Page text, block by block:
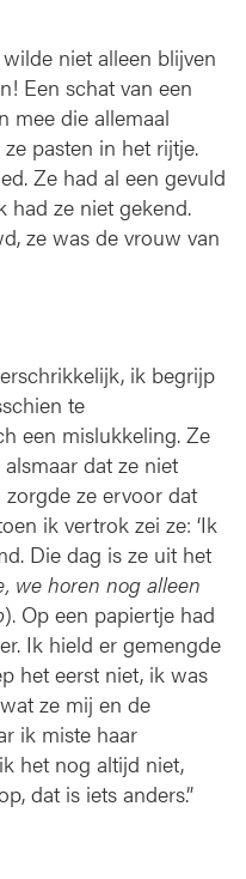
niet alleen blijven
Een schat van een
mee die allemaal
pasten in het rijtje.
Ze had al een gevuld
had ze niet gekend.
ze was de vrouw van
ik begrijp
te
een mislukkeling. Ze
dat ze niet
ze ervoor dat
ik vertrok zei ze: ‘Ik
Die dag is ze uit het
we horen nog alleen
). Op een papiertje had
Ik hield er gemengde
het eerst niet, ik was
ze mij en de
ik miste haar
het nog altijd niet,
dat is iets anders.”